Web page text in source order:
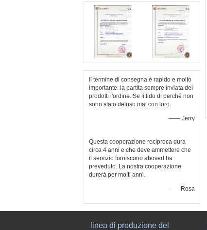
Il termine di consegna è rapido e molto
importante: la partita sempre inviata dei
prodotti l'ordine. Se li fido di perché non
sono stato deluso mai con loro.
—— Jerry
Questa cooperazione reciproca dura
circa 4 anni e che deve ammettere che
il servizio forniscono aboved ha
preveduto. La nostra cooperazione
durerà per molti anni.
—— Rosa
linea di produzione del